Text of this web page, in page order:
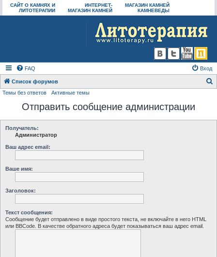
САЙТ О КАМНЯХ И
ЛИТОТЕРАПИИ
ИНТЕРНЕТ-
МАГАЗИН КАМНЕЙ
МАГАЗИН КАМНЕЙ
КАМНЕВЕДЫ
FAQ Вход
Список форумов
Темы без ответов Активные темы
Отправить сообщение администрации
Получатель:
Администратор
Ваш адрес email:
Ваше имя:
Заголовок:
Текст сообщения:
Сообщение будет отправлено в виде простого текста, не включайте в него HTML
или BBCode. В качестве обратного адреса будет показываться ваш адрес email.